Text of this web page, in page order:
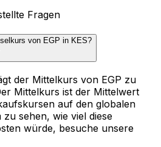
Fragen
von EGP in KES?
der Mittelkurs von EGP zu
Mittelkurs ist der Mittelwert
auf den globalen
sehen, wie viel diese
würde, besuche unsere